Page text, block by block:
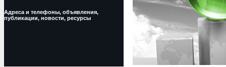
Адреса и телефоны, объявления,
публикации, новости, ресурсы